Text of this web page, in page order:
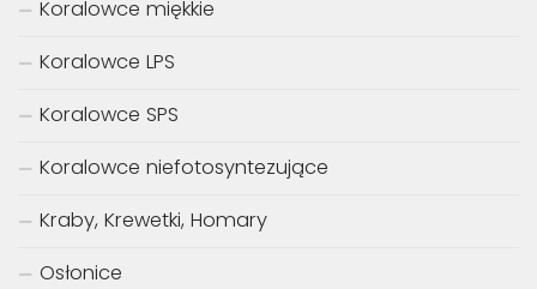
Koralowce miękkie
Koralowce LPS
Koralowce SPS
Koralowce niefotosyntezujące
Kraby, Krewetki, Homary
Osłonice